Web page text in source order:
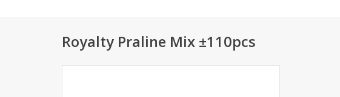
Royalty Praline Mix ±110pcs